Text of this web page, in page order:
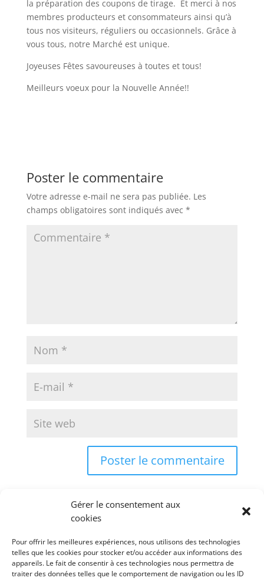
Gérer le consentement aux
cookies
Pour offrir les meilleures expériences, nous utilisons des technologies
telles que les cookies pour stocker et/ou accéder aux informations des
appareils. Le fait de consentir à ces technologies nous permettra de
traiter des données telles que le comportement de navigation ou les ID
la préparation des coupons de tirage. Et merci à nos
membres producteurs et consommateurs ainsi qu’à
tous nos visiteurs, réguliers ou occasionnels. Grâce à
vous tous, notre Marché est unique.
Joyeuses Fêtes savoureuses à toutes et tous!
Meilleurs voeux pour la Nouvelle Année!!
Poster le commentaire
Votre adresse e-mail ne sera pas publiée. Les
champs obligatoires sont indiqués avec *
Rechercher